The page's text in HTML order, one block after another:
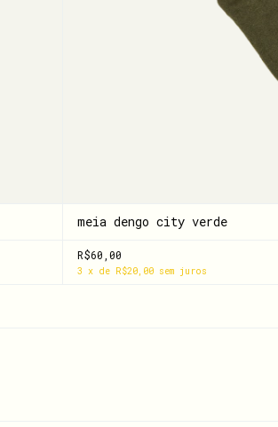
meia dengo city verde
R$60,00
3 x de R$20,00 sem juros